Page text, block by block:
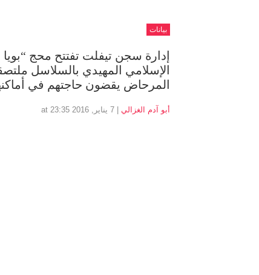
بيانات
إدارة سجن تيفلت تفتتح محج
الإسلامي المهيدي بالسلاسل
المرحاض يقضون حاجتهم في
أبو آدم الغزالي